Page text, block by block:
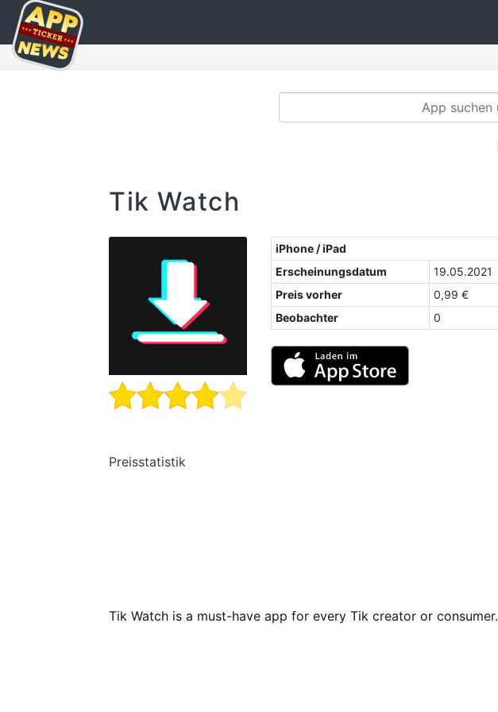
Tik Watch
iPhone / iPad
Erscheinungsdatum
19.05.2021
Preis vorher
0,99 €
Beobachter
0
Preisstatistik
Tik Watch is a must-have app for every Tik creator or consumer.